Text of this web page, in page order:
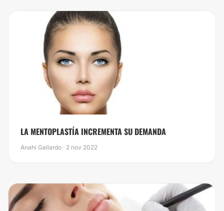
LA MENTOPLASTÍA INCREMENTA SU DEMANDA
Anahí Gallardo · 2 nov 2022